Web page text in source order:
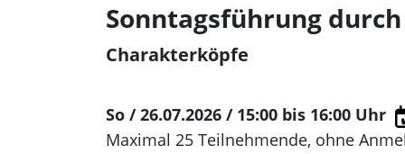
Vorschau
Archiv
Kunstvilla digital
Sonntagsführung
Charakterköpfe
So / 26.07.2026 / 15:00 bis 16:00 Uhr
Maximal 25 Teilnehmende, ohne